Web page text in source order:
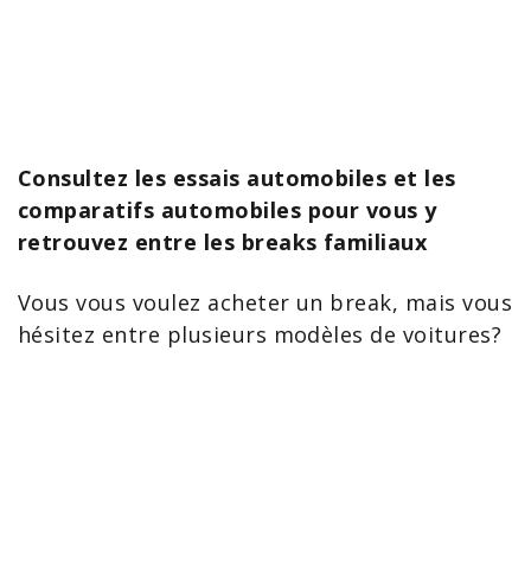
Consultez les essais automobiles et les
comparatifs automobiles pour vous y
retrouvez entre les breaks familiaux
Vous vous voulez acheter un break, mais vous
hésitez entre plusieurs modèles de voitures?